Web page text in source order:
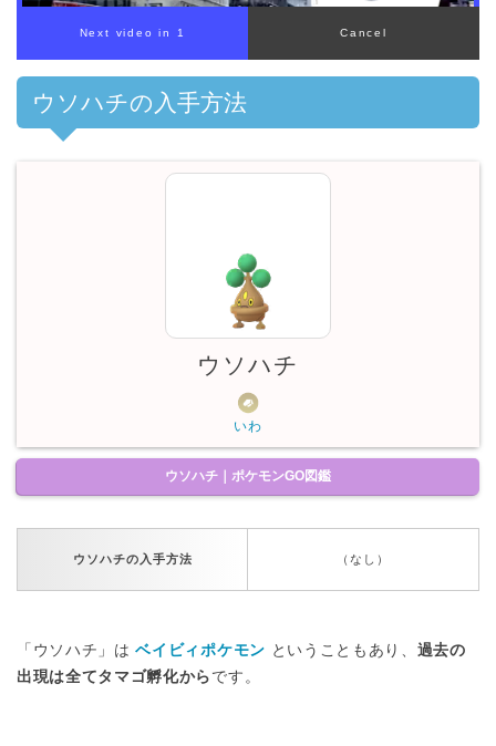
00:00 /01:00
ウソハチの入手方法
ウソハチ
いわ
ウソハチ｜ポケモンGO図鑑
ウソハチの入手方法 （なし）
「ウソハチ」はベイビィポケモン ということもあり、 過去の
出現は全てタマゴ孵化から です。